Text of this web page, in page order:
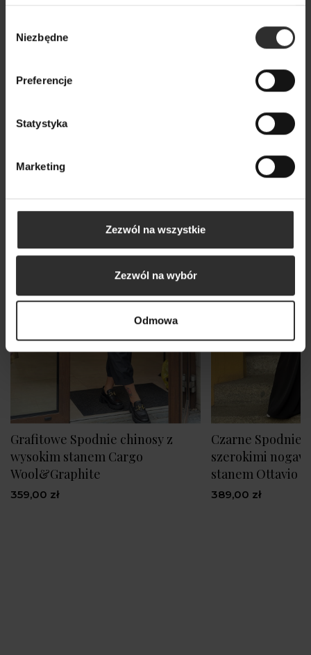
zgody
Niezbędne
Preferencje
Statystyka
Marketing
Zezwól na wszystkie
Zezwól na wybór
Odmowa
Popularne produkty
Wszystkie produkty
Grafitowe Spodnie chinosy z
wysokim stanem Cargo
Wool&Graphite
359,00 zł
Czarne Spodnie
szerokimi
stanem Ottavio
389,00 zł